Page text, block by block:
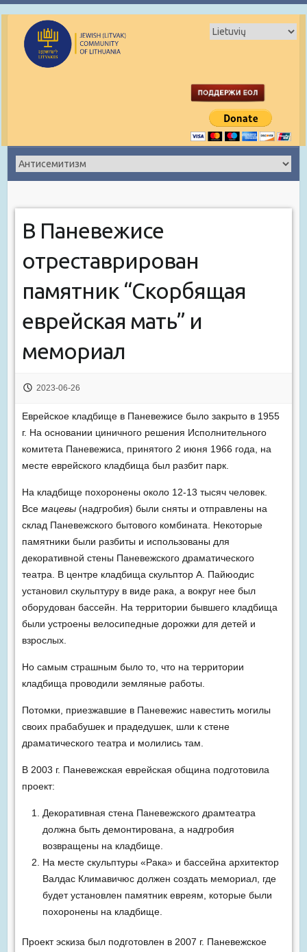
В Паневежисе
отреставрирован
памятник “Скорбящая
еврейская мать” и
мемориал
2023-06-26
Еврейское кладбище в Паневежисе было закрыто в 1955
г. На основании циничного решения Исполнительного
комитета Паневежиса, принятого 2 июня 1966 года, на
месте еврейского кладбища был разбит парк.
На кладбище похоронены около 12-13 тысяч человек.
Все мацевы(надгробия) были сняты и отправлены на
склад Паневежского бытового комбината. Некоторые
памятники были разбиты и использованы для
декоративной стены Паневежского драматического
театра. В центре кладбища скульптор А. Пайюодис
установил скульптуру в виде рака, а вокруг нее был
оборудован бассейн. На территории бывшего кладбища
были устроены велосипедные дорожки для детей и
взрослых.
Но самым страшным было то, что на территории
кладбища проводили земляные работы.
Потомки, приезжавшие в Паневежис навестить могилы
своих прабабушек и прадедушек, шли к стене
драматического театра и молились там.
В 2003 г. Паневежская еврейская община подготовила
проект:
Декоративная стена Паневежского драмтеатра
должна быть демонтирована, а надгробия
возвращены на кладбище.
На месте скульптуры «Рака» и бассейна архитектор
Валдас Климавичюс должен создать мемориал, где
будет установлен памятник евреям, которые были
похоронены на кладбище.
Проект эскиза был подготовлен в 2007 г. Паневежское